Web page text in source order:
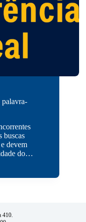
palavra-
buscas
devem
do…
410.